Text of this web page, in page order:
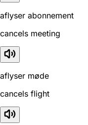
aflyser abonnement
cancels meeting
aflyser møde
cancels flight